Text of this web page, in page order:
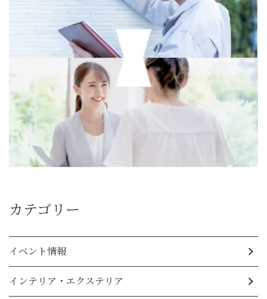
カテゴリー
イベント情報
インテリア・エクステリア